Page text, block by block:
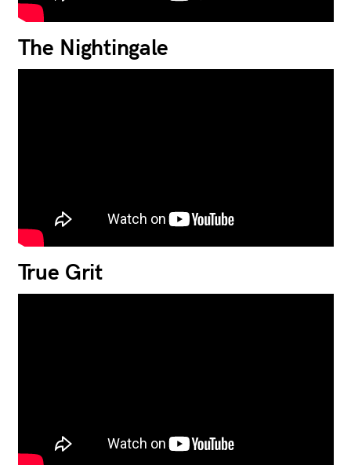
The Nightingale
True Grit